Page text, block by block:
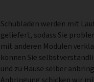
Schubladen werden mit
geliefert, sodass Sie
mit anderen Modulen
können Sie
und zu Hause selber
Anbringung schicken wir